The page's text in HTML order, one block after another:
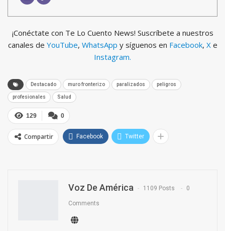
¡Conéctate con Te Lo Cuento News! Suscríbete a nuestros
canales de YouTube, WhatsApp y síguenos en Facebook, X e
Instagram.
Destacado muro fronterizo paralizados peligros
profesionales Salud
0
129
Compartir Facebook Twitter
Voz De América 1109 Posts 0
Comments